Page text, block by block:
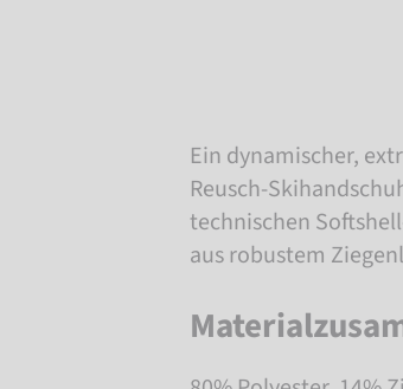
Ein dynamischer,
Reusch-
technischen
aus robustem